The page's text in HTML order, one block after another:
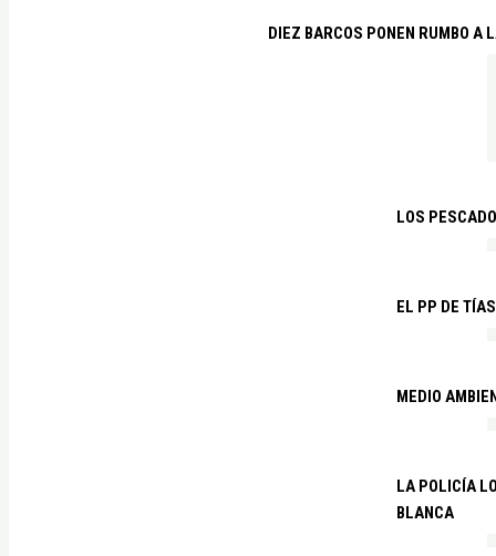
DIEZ BARCOS PONEN RUMBO A
LOS
EL PP DE
MEDIO
LA POLICÍA
BLANCA